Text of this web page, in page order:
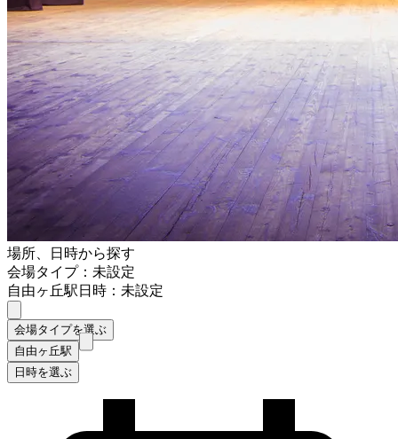
場所、日時から探す
会場タイプ：未設定
自由ヶ丘駅日時：未設定
会場タイプを選ぶ
自由ヶ丘駅
日時を選ぶ